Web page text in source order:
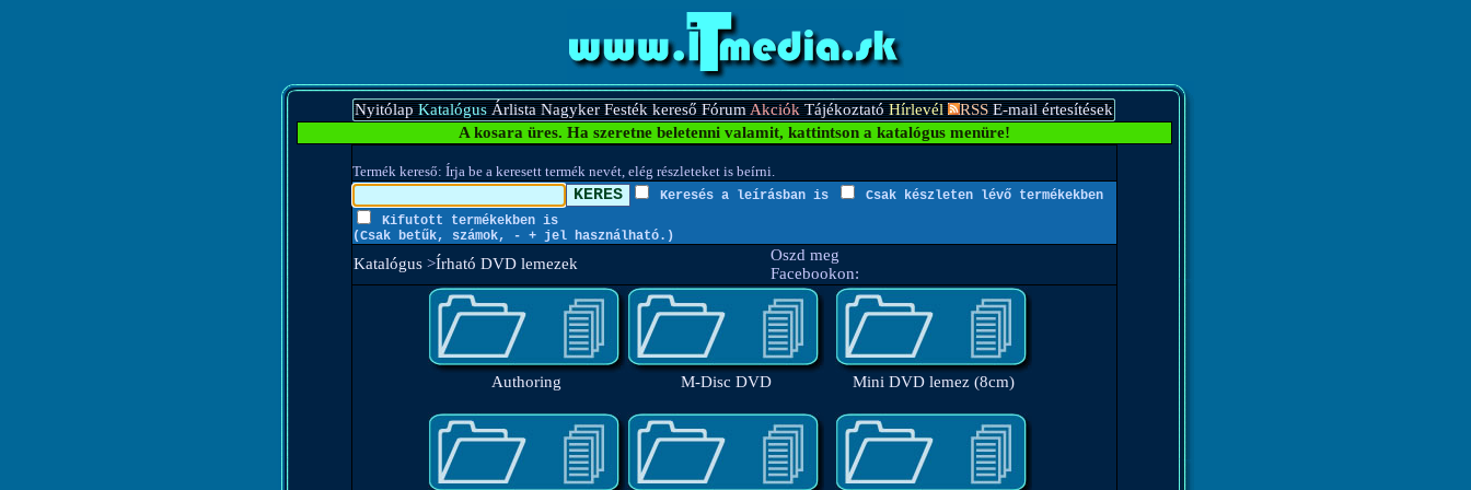
Nyitólap Katalógus Árlista Nagyker Festék kereső FórumAkciók Tájékoztató Hírlevél RSS E-mail értesítések
A kosara üres. Ha szeretne beletenni valamit, kattintson a katalógus menüre!
Termék kereső: Írja be a keresett termék nevét, elég részleteket is beírni.
Keresés a leírásban is
Csak készleten lévő termékekben
Kifutott termékekben is
(Csak betűk, számok, - + jel használható.)
Katalógus>Írható DVD lemezek
Oszd meg
Facebookon:
Authoring M-Disc DVD Mini DVD lemez (8cm)